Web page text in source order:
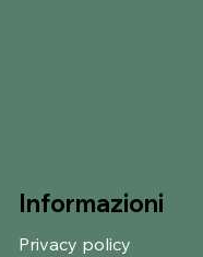
Informazioni
Privacy policy